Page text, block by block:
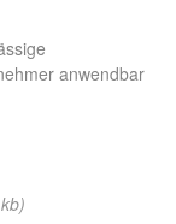
anwendbar